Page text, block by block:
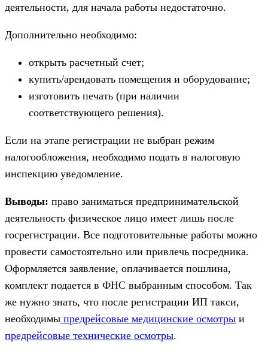
деятельности, для начала работы недостаточно.
Дополнительно необходимо:
открыть расчетный счет;
купить/арендовать помещения и оборудование;
изготовить печать (при наличии
соответствующего решения).
Если на этапе регистрации не выбран режим
налогообложения, необходимо подать в налоговую
инспекцию уведомление.
Выводы: право заниматься предпринимательской
деятельность физическое лицо имеет лишь после
госрегистрации. Все подготовительные работы можно
провести самостоятельно или привлечь посредника.
Оформляется заявление, оплачивается пошлина,
комплект подается в ФНС выбранным способом. Так
же нужно знать, что после регистрации ИП такси,
необходимы предрейсовые медицинские осмотры и
предрейсовые технические осмотры.